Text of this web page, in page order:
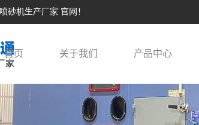
砂机生产厂家 官网！
首页 关于我们 产品中心